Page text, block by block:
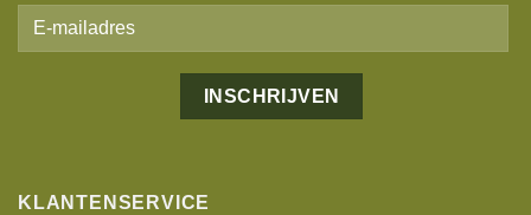
KLANTENSERVICE